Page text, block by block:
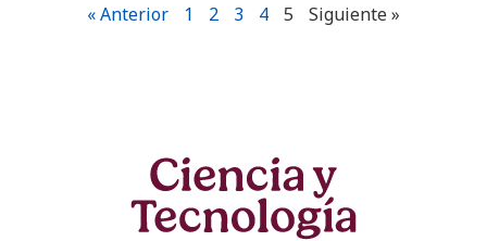
« Anterior 1 2 3 4 5 Siguiente »